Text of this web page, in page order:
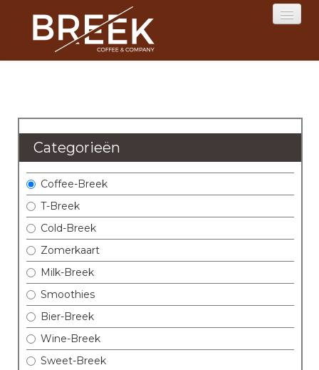
MENU
RESERVATIES
LOGIN
CONTACT
Categorieën
Coffee-Breek
T-Breek
Cold-Breek
Zomerkaart
Milk-Breek
Smoothies
Bier-Breek
Wine-Breek
Sweet-Breek